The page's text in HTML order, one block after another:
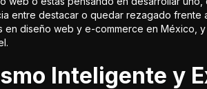
entre destacar o quedar rezagado frente
en diseño web y e-commerce en México, y
Inteligente y